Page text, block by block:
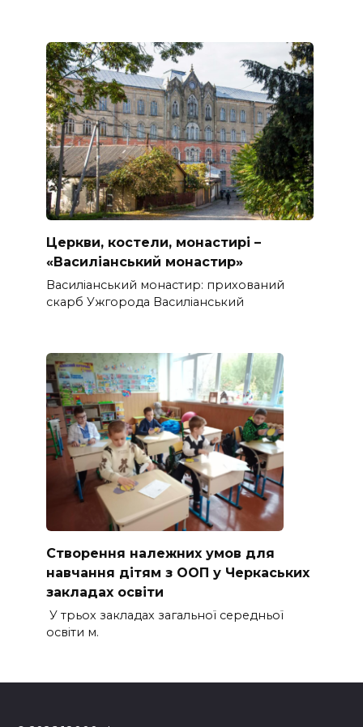
Церкви, костели, монастирі –
«Василіанський монастир»
Василіанський монастир: прихований
скарб Ужгорода Василіанський
Створення належних умов для
навчання дітям з ООП у Черкаських
закладах освіти
У трьох закладах загальної середньої
освіти м.